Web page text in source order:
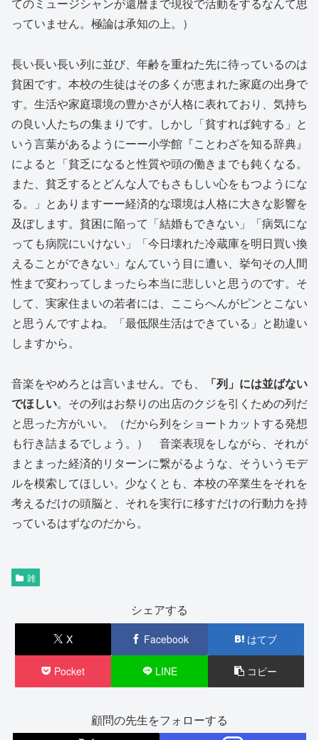
てのミュージシャンが還暦まで現役で活動をするなんて思
っていません。極論は承知の上。）
長い長い長い列に並び、年齢を重ねた先に待っているのは
貧困です。本校の生徒はその多くが恵まれた家庭の出身で
す。生活や家庭環境の豊かさが人格に表れており、気持ち
の良い人たちの集まりです。しかし「貧すれば鈍する」と
いう言葉があるようにーー小学館『ことわざを知る辞典』
によると「貧乏になると性質や頭の働きまでも鈍くなる。
また、貧乏するとどんな人でもさもしい心をもつようにな
る。」とありますーー経済的な環境は人格に大きな影響を
及ぼします。貧困に陥って「結婚もできない」「病気にな
っても病院にいけない」「今日壊れた冷蔵庫を明日買い換
えることができない」なんていう目に遭い、挙句その人間
性まで変わってしまったら本当に悲しいと思うのです。そ
して、実家住まいの若者には、ここらへんがピンとこない
と思うんですよね。「最低限生活はできている」と勘違い
しますから。
音楽をやめろとは言いません。でも、
「列」には並ばない
でほしい。その列はお祭りの出店のクジを引くための列だ
と思った方がいい。（だから列をショートカットする発想
も行き詰まるでしょう。） 音楽表現をしながら、それが
まとまった経済的リターンに繋がるような、そういうモデ
ルを模索してほしい。少なくとも、本校の卒業生をそれを
考えるだけの頭脳と、それを実行に移すだけの行動力を持
っているはずなのだから。
雑
シェアする
X Facebook はてブ
Pocket LINE コピー
顧問の先生をフォローする